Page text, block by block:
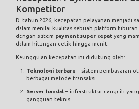
Kompetitor
Di tahun 2026, kecepatan pelayanan menjadi
dalam menilai kualitas sebuah platform
dengan sistem payment super cepat yang
dalam hitungan detik hingga menit.
Keunggulan kecepatan ini didukung oleh:
Teknologi terbaru – sistem pembayaran
berbagai metode transaksi.
Server handal – infrastruktur canggih
gangguan teknis.